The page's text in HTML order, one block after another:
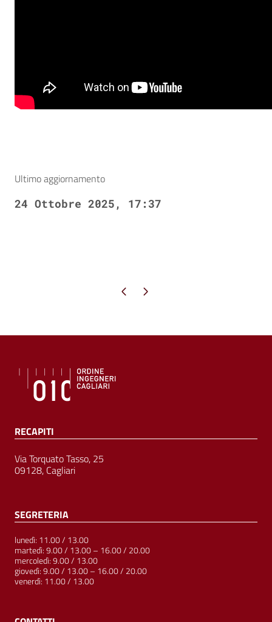
Ultimo aggiornamento
24 Ottobre 2025, 17:37
Pagina precedente
Pagina successiva
RECAPITI
Via Torquato Tasso, 25
09128, Cagliari
SEGRETERIA
lunedì: 11.00 / 13.00
martedì: 9.00 / 13.00 – 16.00 / 20.00
mercoledì: 9.00 / 13.00
giovedì: 9.00 / 13.00 – 16.00 / 20.00
venerdì: 11.00 / 13.00